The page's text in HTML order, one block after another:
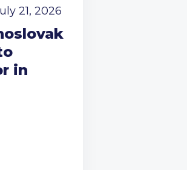
21, 2026
in